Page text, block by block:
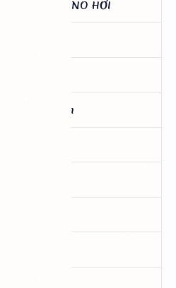
SÌNH BỤNG NO HƠI
CÓ, xổ êm